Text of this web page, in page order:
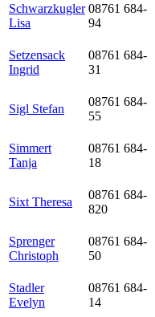
Schwarzkugler
Lisa
08761 684-
94
Setzensack
Ingrid
08761 684-
31
Sigl Stefan
08761 684-
55
Simmert
Tanja
08761 684-
18
Sixt Theresa
08761 684-
820
Sprenger
Christoph
08761 684-
50
Stadler
Evelyn
08761 684-
14